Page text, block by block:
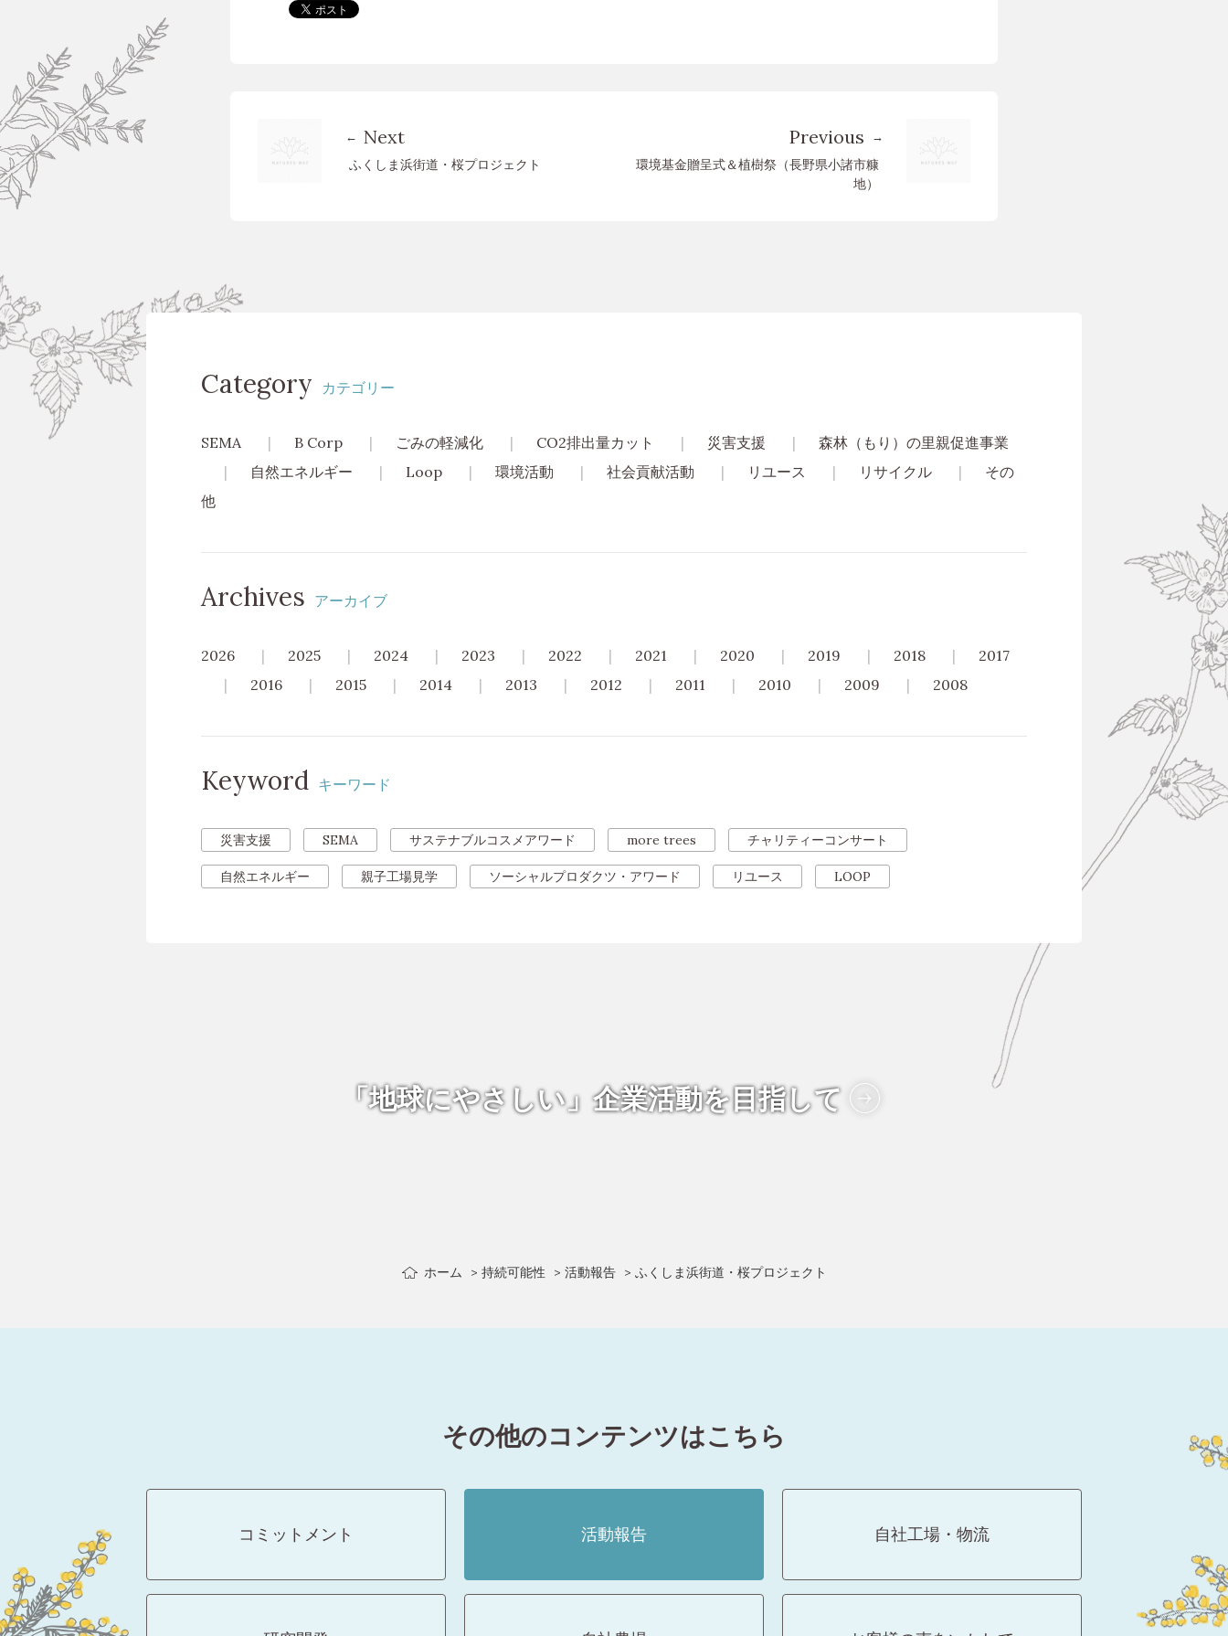
Next
ふくしま浜街道・桜プロジェクト
Previous
環境基金贈呈式＆植樹祭（長野県小諸市糠
地）
Category カテゴリー
SEMA B Corp ごみの軽減化 CO2排出量カット 災害支援
森林（もり）の里親促進事業
自然エネルギー
Loop 環境活動 社会貢献活動 リユース リサイクル
その
他
Archives アーカイブ
2026 2025 2024 2023 2022 2021 2020 2019 2018
2017
2016
2015 2014 2013 2012 2011 2010 2009 2008
Keyword キーワード
災害支援 SEMA サステナブルコスメアワード more trees チャリティーコンサート
自然エネルギー 親子工場見学 ソーシャルプロダクツ・アワード リユース LOOP
「地球にやさしい」企業活動を目指して
ホーム 持続可能性 活動報告 ふくしま浜街道・桜プロジェクト
その他のコンテンツはこちら
コミットメント 活動報告 自社工場・物流